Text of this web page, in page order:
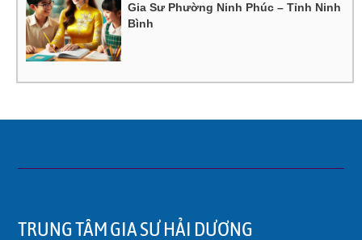
Gia Sư Phường Ninh Phúc – Tỉnh Ninh
Bình
TRUNG TÂM GIA SƯ HẢI DƯƠNG